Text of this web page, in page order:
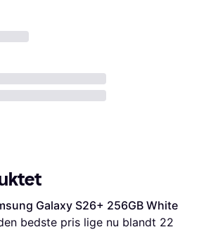
Galaxy S26+ 256GB White
bedste pris lige nu blandt 22